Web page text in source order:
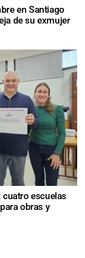
en Santiago
de su exmujer
escuelas
obras y